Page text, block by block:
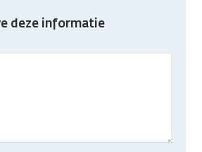
deze informatie